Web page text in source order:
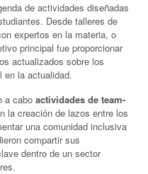
de actividades diseñadas
Desde talleres de
expertos en la materia, o
principal fue proporcionar
actualizados sobre los
en la actualidad.
a caboactividades de team-
la creación de lazos entre los
una comunidad inclusiva
compartir sus
dentro de un sector